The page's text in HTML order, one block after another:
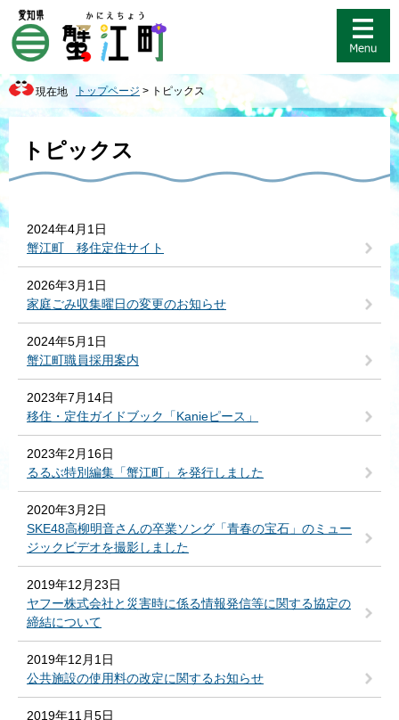
ジ
先
で
す
。
ュ
を
ば
し
て
本
へ
現在地 トップページ > トピックス
トピックス
2024年4月1日
蟹江町 移住定住サイト
2026年3月1日
家庭ごみ収集曜日の変更のお知らせ
2024年5月1日
蟹江町職員採用案内
2023年7月14日
移住・定住ガイドブック「Kanieピース」
2023年2月16日
るるぶ特別編集「蟹江町」を発行しました
2020年3月2日
SKE48高柳明音さんの卒業ソング「青春の宝石」のミュー
ジックビデオを撮影しました
2019年12月23日
ヤフー株式会社と災害時に係る情報発信等に関する協定の
締結について
2019年12月1日
公共施設の使用料の改定に関するお知らせ
2019年11月5日